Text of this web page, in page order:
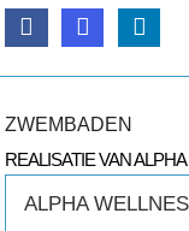
ZWEMBADEN
REALISATIE VAN
ALPHA